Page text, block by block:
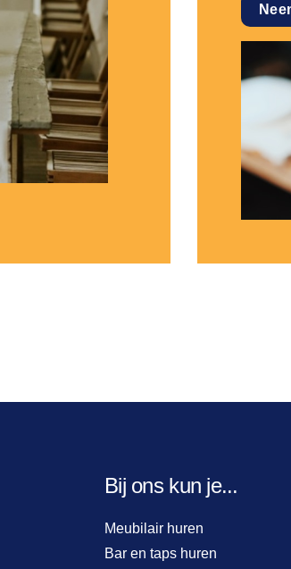
Bij ons kun je...
Meubilair huren
Bar en taps huren